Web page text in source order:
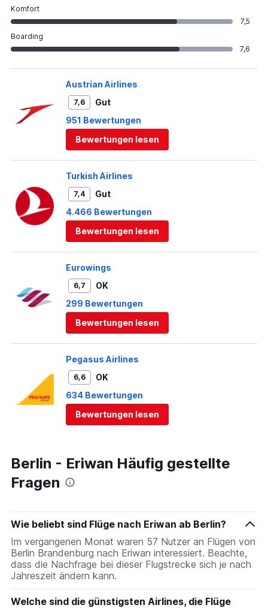
Komfort
7,5
Boarding
7,6
Austrian Airlines
7,6
Gut
951 Bewertungen
Bewertungen lesen
Turkish Airlines
7,4
Gut
4.466 Bewertungen
Bewertungen lesen
Eurowings
6,7
OK
299 Bewertungen
Bewertungen lesen
Pegasus Airlines
6,6
OK
634 Bewertungen
Bewertungen lesen
Berlin - Eriwan Häufig gestellte
Fragen
Wie beliebt sind Flüge nach Eriwan ab Berlin?
Im vergangenen Monat waren 57 Nutzer an Flügen von
Berlin Brandenburg nach Eriwan interessiert. Beachte,
dass die Nachfrage bei dieser Flugstrecke sich je nach
Jahreszeit ändern kann.
Welche sind die günstigsten Airlines, die Flüge